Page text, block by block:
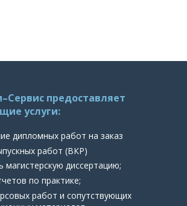
предоставляет
услуги:
дипломных работ на заказ
работ (ВКР)
магистерскую диссертацию;
по практике;
работ и сопутствующих